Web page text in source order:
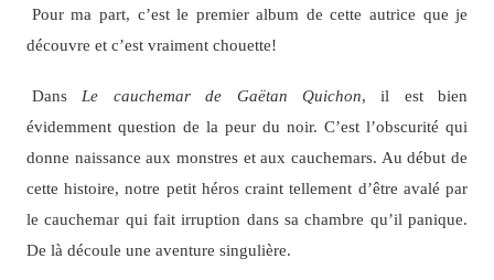
Pour ma part, c’est le premier album de cette autrice que je
découvre et c’est vraiment chouette!
Dans Le cauchemar de Gaëtan Quichon, il est bien
évidemment question de la peur du noir. C’est l’obscurité qui
donne naissance aux monstres et aux cauchemars. Au début de
cette histoire, notre petit héros craint tellement d’être avalé par
le cauchemar qui fait irruption dans sa chambre qu’il panique.
De là découle une aventure singulière.